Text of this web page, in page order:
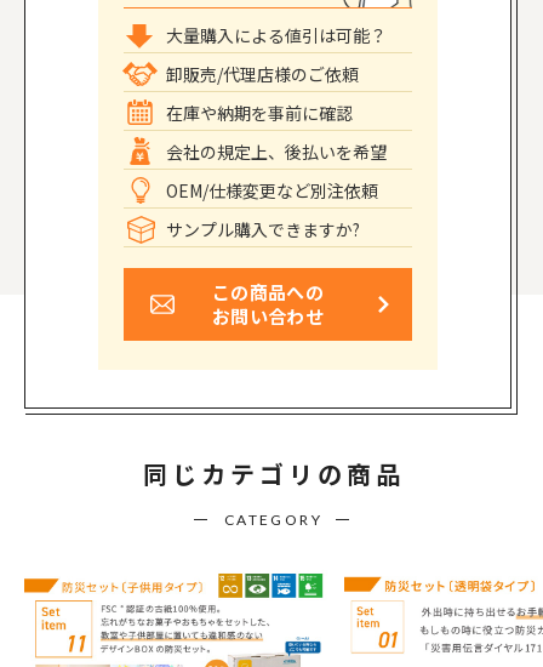
大量購入による値引は可能？
卸販売/代理店様のご依頼
在庫や納期を事前に確認
会社の規定上、後払いを希望
OEM/仕様変更など別注依頼
サンプル購入できますか?
この商品への
お問い合わせ
同じカテゴリの商品
CATEGORY